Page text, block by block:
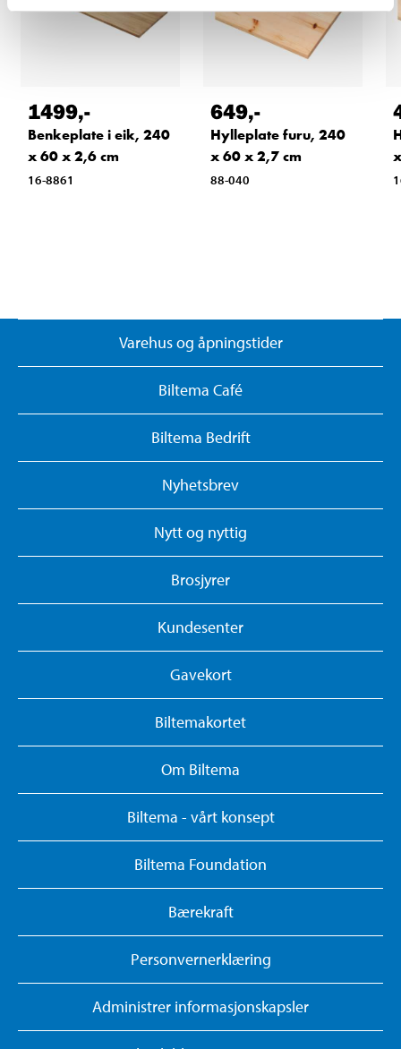
1499,-
Benkeplate i eik, 240
x 60 x 2,6 cm
16-8861
649,-
Hylleplate furu, 240
x 60 x 2,7 cm
88-040
Varehus og åpningstider
Biltema Café
Biltema Bedrift
Nyhetsbrev
Nytt og nyttig
Brosjyrer
Kundesenter
Gavekort
Biltemakortet
Om Biltema
Biltema - vårt konsept
Biltema Foundation
Bærekraft
Personvernerklæring
Administrer informasjonskapsler